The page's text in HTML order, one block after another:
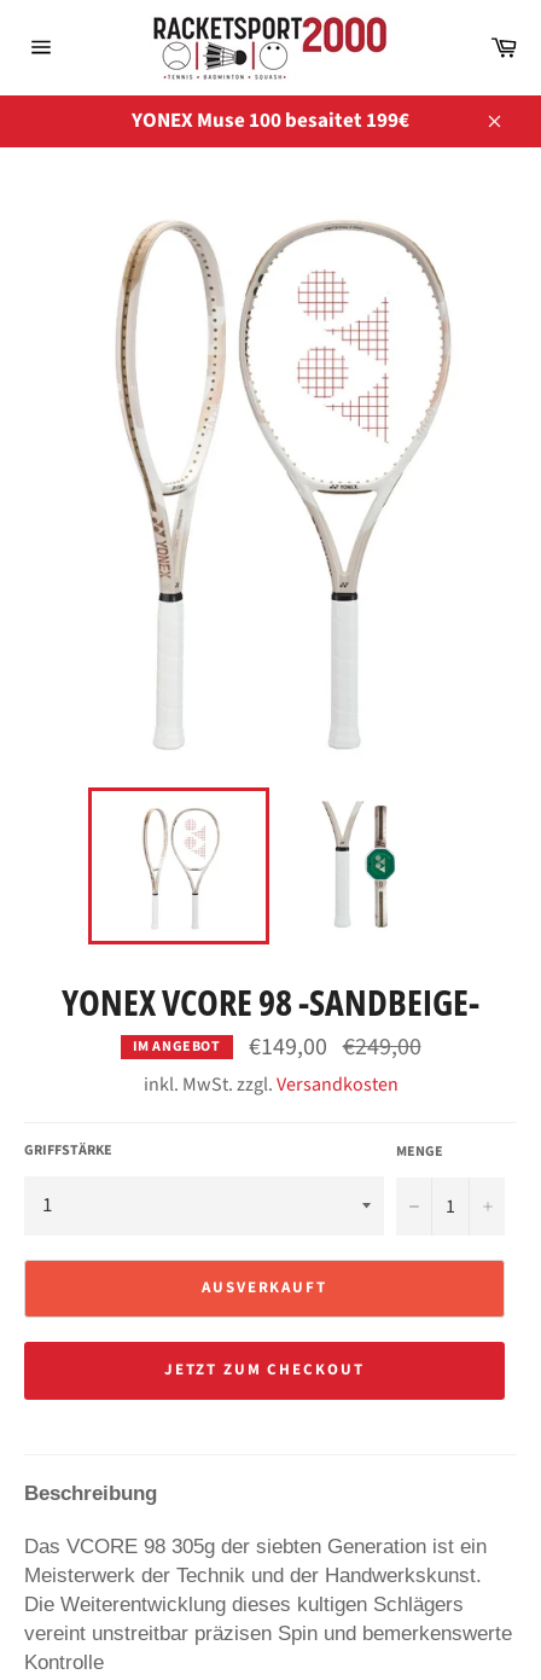
zum
Seitennavigation
YONEX Muse 100 besaitet 199€
YONEX VCORE 98 -SANDBEIGE-
IM ANGEBOT €149,00 Normaler
Preis
€249,00
inkl. MwSt. zzgl.Versandkosten
GRIFFSTÄRKE MENGE
− +
AUSVERKAUFT
JETZT ZUM CHECKOUT
Beschreibung
Das VCORE 98 305g der siebten Generation ist ein
Meisterwerk der Technik und der Handwerkskunst.
Die Weiterentwicklung dieses kultigen Schlägers
vereint unstreitbar präzisen Spin und bemerkenswerte
Kontrolle